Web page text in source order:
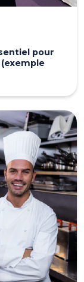
pour